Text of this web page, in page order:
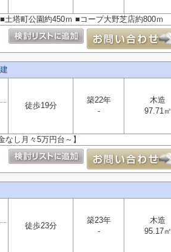
塔町公園約450ｍ ■コープ大野芝店約800ｍ
徒歩19分
築22年
-
木造
97.71㎡
なし月々5万円台～】
徒歩23分
築23年
-
木造
95.17㎡